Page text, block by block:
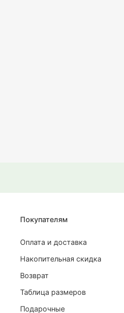
Покупателям
Оплата и доставка
Накопительная скидка
Возврат
Таблица размеров
Подарочные